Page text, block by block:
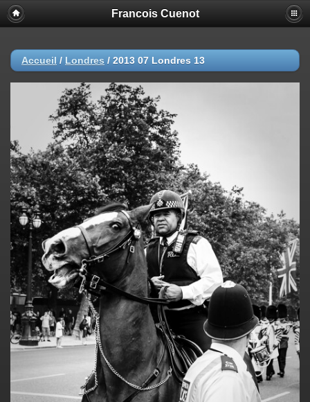
Francois Cuenot
Accueil / Londres / 2013 07 Londres 13